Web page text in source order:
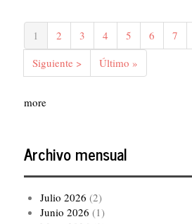
Paginación
Página
actual
1 Página
2 Página
3 Página
4 Página
5 Página
6 7
Siguiente
página
Siguiente >
Última
página
Último »
more
Archivo mensual
Julio 2026 (2)
Junio 2026 (1)